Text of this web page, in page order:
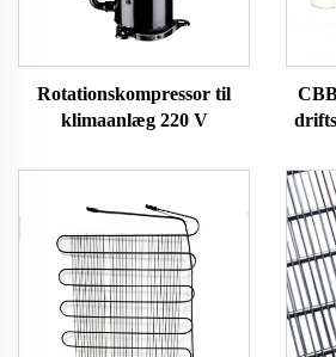
Rotationskompressor til
klimaanlæg 220 V